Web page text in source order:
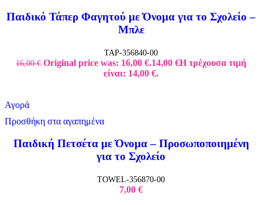
Παιδικό Τάπερ Φαγητού με Όνομα για το Σχολείο –
Μπλε
TAP-356840-00
16,00€ Original price was: 16,00 €.14,00 €Η τρέχουσα τιμή
είναι: 14,00 €.
Αγορά
Προσθήκη στα αγαπημένα
Παιδική Πετσέτα με Όνομα – Προσωποποιημένη
για το Σχολείο
TOWEL-356870-00
7,00 €